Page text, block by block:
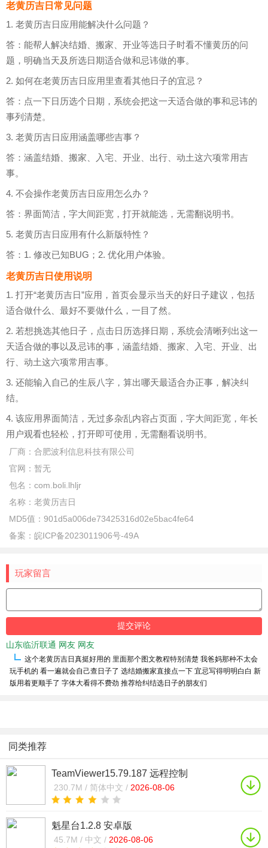
老黄历吉日常见问题
1. 老黄历吉日应用能解决什么问题？
答：能帮人解决结婚、搬家、开业等选日子时看不懂黄历的问
题，明确当天及所选日期适合做和忌讳做的事。
2. 如何在老黄历吉日应用里查看其他日子的宜忌？
答：点一下日历选个日期，系统会把这一天适合做的事和忌讳的
事列清楚。
3. 老黄历吉日应用涵盖哪些吉事？
答：涵盖结婚、搬家、入宅、开业、出行、动土这六项常用吉
事。
4. 不会操作老黄历吉日应用怎么办？
答：界面简洁，字大间距宽，打开就能选，无需翻说明书。
5. 老黄历吉日应用有什么新版特性？
答：1. 修改已知BUG；2. 优化用户体验。
老黄历吉日使用说明
1. 打开“老黄历吉日”应用，首页会显示当天的好日子建议，包括
适合做什么、最好不要做什么，一目了然。
2. 若想挑选其他日子，点击日历选择日期，系统会清晰列出这一
天适合做的事以及忌讳的事，涵盖结婚、搬家、入宅、开业、出
行、动土这六项常用吉事。
3. 还能输入自己的生辰八字，算出哪天最适合办正事，解决纠
结。
4. 该应用界面简洁，无过多杂乱内容占页面，字大间距宽，年长
用户观看也轻松，打开即可使用，无需翻看说明书。
厂商： 合肥波利信息科技有限公司
官网： 暂无
包名： com.boli.lhljr
名称： 老黄历吉日
MD5值： 901d5a006de73425316d02e5bac4fe64
备案： 皖ICP备2023011906号-49A
玩家留言
山东临沂联通 网友 网友
这个老黄历吉日真挺好用的 里面那个图文教程特别清楚 我爸妈那种不太会
玩手机的 看一遍就会自己查日子了 选结婚搬家直接点一下 宜忌写得明明白白 新
版用着更顺手了 字体大看得不费劲 推荐给纠结选日子的朋友们
同类推荐
TeamViewer15.79.187 远程控制
230.7M / 简体中文 / 2026-08-06
魁星台1.2.8 安卓版
45.7M / 中文 / 2026-08-06